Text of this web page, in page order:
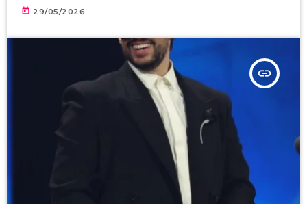
today 29/05/2026
insert_link